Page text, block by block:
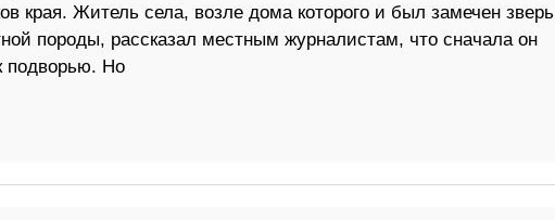
края. Житель села, возле дома которого и был замечен зверь
породы, рассказал местным журналистам, что сначала он
подворью. Но